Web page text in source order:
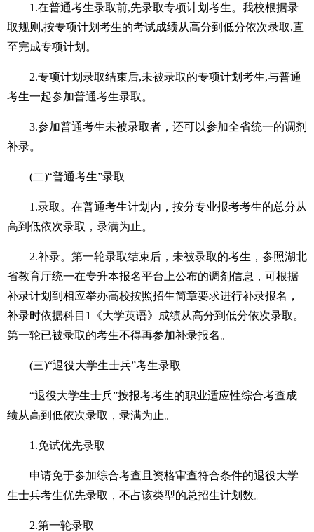
1.在普通考生录取前,先录取专项计划考生。我校根据录
取规则,按专项计划考生的考试成绩从高分到低分依次录取,直
至完成专项计划。
2.专项计划录取结束后,未被录取的专项计划考生,与普通
考生一起参加普通考生录取。
3.参加普通考生未被录取者，还可以参加全省统一的调剂
补录。
(二)“普通考生”录取
1.录取。在普通考生计划内，按分专业报考考生的总分从
高到低依次录取，录满为止。
2.补录。第一轮录取结束后，未被录取的考生，参照湖北
省教育厅统一在专升本报名平台上公布的调剂信息，可根据
补录计划到相应举办高校按照招生简章要求进行补录报名，
补录时依据科目1《大学英语》成绩从高分到低分依次录取。
第一轮已被录取的考生不得再参加补录报名。
(三)“退役大学生士兵”考生录取
“退役大学生士兵”按报考考生的职业适应性综合考查成
绩从高到低依次录取，录满为止。
1.免试优先录取
申请免于参加综合考查且资格审查符合条件的退役大学
生士兵考生优先录取，不占该类型的总招生计划数。
2.第一轮录取